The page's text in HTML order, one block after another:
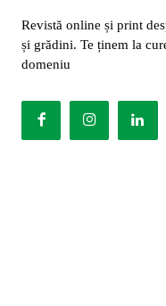
Revistă online și print
și grădini. Te ținem la
domeniu